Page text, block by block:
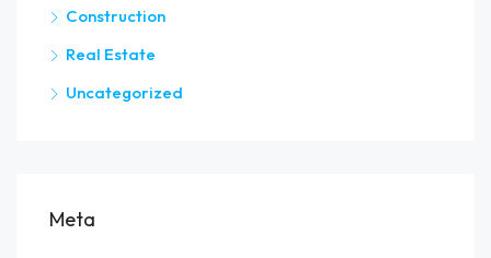
Construction
Real Estate
Uncategorized
Meta